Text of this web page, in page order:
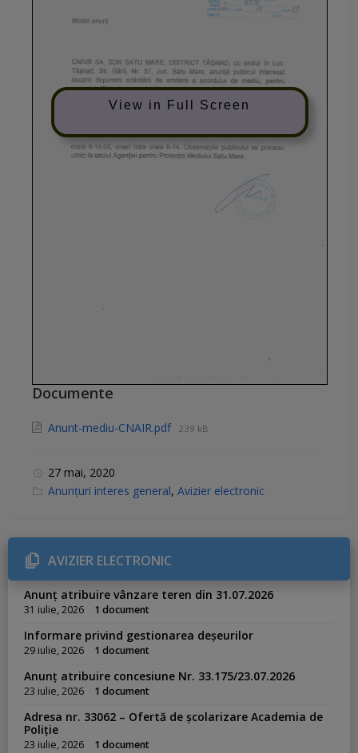
View in Full Screen
Documente
Anunt-mediu-CNAIR.pdf 239 kB
27 mai, 2020
C
g
r
i
e
s
Anunțuri interes general, Avizier electronic
AVIZIER ELECTRONIC
Anunț atribuire vânzare teren din 31.07.2026
31 iulie, 2026 1 document
Informare privind gestionarea deșeurilor
29 iulie, 2026 1 document
Anunț atribuire concesiune Nr. 33.175/23.07.2026
23 iulie, 2026 1 document
Adresa nr. 33062 – Ofertă de școlarizare Academia de
Poliție
23 iulie, 2026 1 document